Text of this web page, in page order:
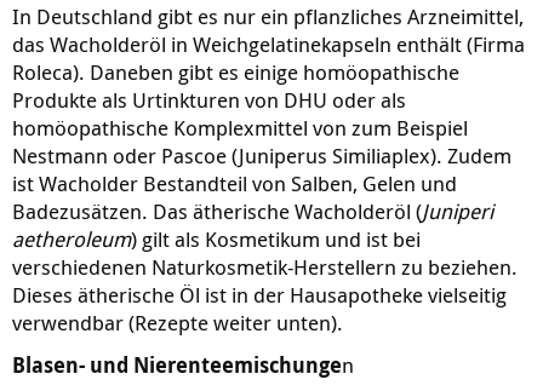
In Deutschland gibt es nur ein pflanzliches Arzneimittel,
das Wacholderöl in Weichgelatinekapseln enthält (Firma
Roleca). Daneben gibt es einige homöopathische
Produkte als Urtinkturen von DHU oder als
homöopathische Komplexmittel von zum Beispiel
Nestmann oder Pascoe (Juniperus Similiaplex). Zudem
ist Wacholder Bestandteil von Salben, Gelen und
Badezusätzen. Das ätherische Wacholderöl (Juniperi
aetheroleum) gilt als Kosmetikum und ist bei
verschiedenen Naturkosmetik-Herstellern zu beziehen.
Dieses ätherische Öl ist in der Hausapotheke vielseitig
verwendbar (Rezepte weiter unten).
Blasen- und Nierenteemischungen